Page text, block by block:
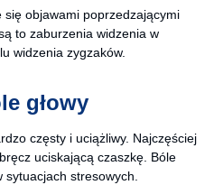
się objawami poprzedzającymi
to zaburzenia widzenia w
widzenia zygzaków.
głowy
częsty i uciążliwy. Najczęściej
uciskającą czaszkę. Bóle
stresowych.